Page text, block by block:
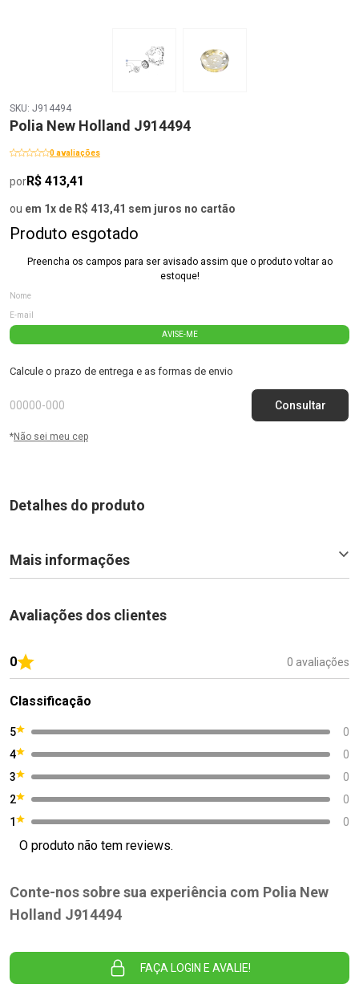
SKU: J914494
Polia New Holland J914494
0 avaliações
porR$ 413,41
ou em 1x de R$ 413,41 sem juros no cartão
Produto esgotado
Preencha os campos para ser avisado assim que o produto voltar ao
estoque!
AVISE-ME
Calcule o prazo de entrega e as formas de envio
*Não sei meu cep
Detalhes do produto
Mais informações
Avaliações dos clientes
0 0 avaliações
Classificação
5
0
4
0
3
0
2
0
1
0
O produto não tem reviews.
Conte-nos sobre sua experiência com Polia New
Holland J914494
FAÇA LOGIN E AVALIE!